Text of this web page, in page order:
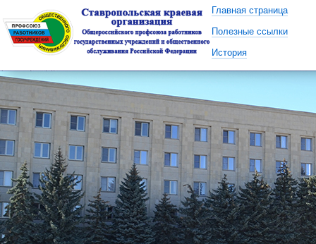
Главная страница
Полезные ссылки
История